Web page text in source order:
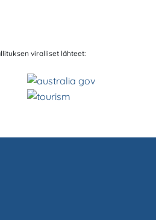
viralliset lähteet: